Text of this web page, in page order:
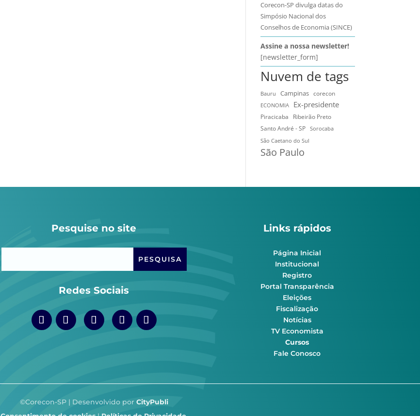
Corecon-SP divulga datas do
Simpósio Nacional dos
Conselhos de Economia (SINCE)
Assine a nossa newsletter!
[newsletter_form]
Nuvem de tags
Bauru Campinas
corecon
ECONOMIA
Ex-presidente
Piracicaba
Ribeirão Preto
Santo André - SP
Sorocaba
São Caetano do Sul
São Paulo
Pesquise no site
Redes Sociais
Links rápidos
Página Inicial
Institucional
Registro
Portal Transparência
Eleições
Fiscalização
Notícias
TV Economista
Cursos
Fale Conosco
©Corecon-SP | Desenvolvido por CityPubli